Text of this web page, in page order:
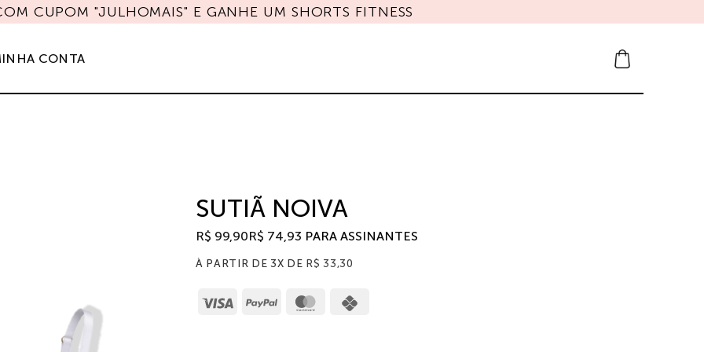
CUPOM "JULHOMAIS" E GANHE UM SHORTS FITNESS
CONTA
SUTIÃ NOIVA
R$ 99,90R$ 74,93 PARA ASSINANTES
À PARTIR DE 3X DE R$ 33,30
Visa PayPal MasterCard